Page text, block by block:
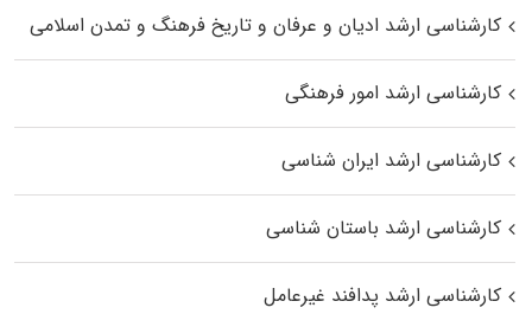
کارشناسی ارشد ادیان و عرفان و تاریخ فرهنگ و تمدن اسلامی
کارشناسی ارشد امور فرهنگی
کارشناسی ارشد ایران شناسی
کارشناسی ارشد باستان شناسی
کارشناسی ارشد پدافند غیرعامل